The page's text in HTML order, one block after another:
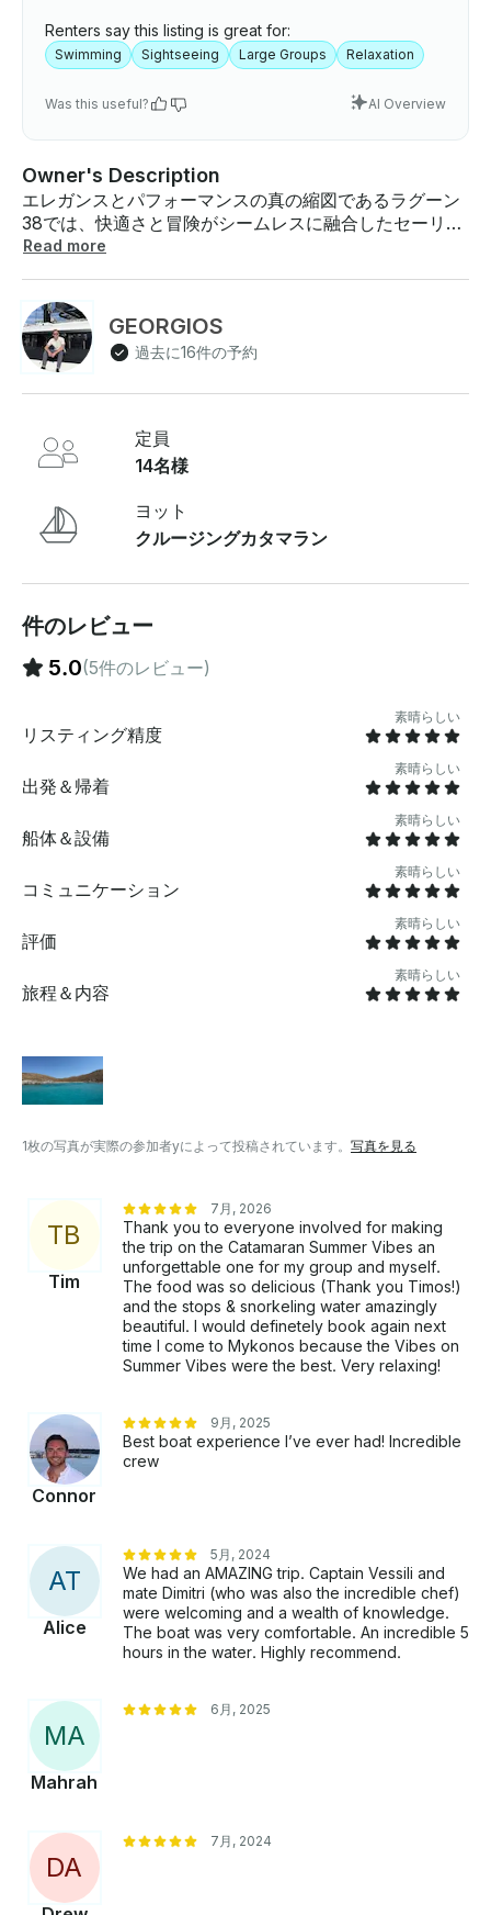
Renters say this listing is great for:
Swimming Sightseeing Large Groups Relaxation
Was this useful? AI Overview
Owner's Description
エレガンスとパフォーマンスの真の縮図であるラグーン
38では、快適さと冒険がシームレスに融合したセーリン
グ体験にぜひご参加ください。並外れたデザインと革新
むスタイリッシュなサルーンが特徴です 。外観には十分
なデッキスペースがあり、日光浴や穏やかな海風を楽し
むのに最適です。ドラフトが浅いラグーン38は、人里離
家族での休暇でも、親密なセーリング旅行でも、ラグー
ン38は豪華さと航海の腕前が調和のとれた融合を約束
し、すべての航海を海の無限の美しさを祝うような気分
にさせてくれます。 重要な注意事項: **料金:毎日-->乗
客定員0～4名 (料金)、12名までの追加乗客1名につき、1
名あたり50,00ユーロの追加料金がかかります 。**燃
クしてメッセージをお送りください。お支払い前に、予
Read more
GEORGIOS
過去に16件の予約
定員
14名様
ヨット
クルージングカタマラン
件のレビュー
5.0(5件のレビュー)
リスティング精度
素晴らしい
出発＆帰着
素晴らしい
船体＆設備
素晴らしい
コミュニケーション
素晴らしい
評価
素晴らしい
旅程＆内容
素晴らしい
1枚の写真が実際の参加者yによって投稿されています。 写真を見る
TB
Tim
7月, 2026
Thank you to everyone involved for making
the trip on the Catamaran Summer Vibes an
unforgettable one for my group and myself.
The food was so delicious (Thank you Timos!)
and the stops & snorkeling water amazingly
beautiful. I would definetely book again next
time I come to Mykonos because the Vibes on
Summer Vibes were the best. Very relaxing!
Connor
9月, 2025
Best boat experience I’ve ever had! Incredible
crew
AT
Alice
5月, 2024
We had an AMAZING trip. Captain Vessili and
mate Dimitri (who was also the incredible chef)
were welcoming and a wealth of knowledge.
The boat was very comfortable. An incredible 5
hours in the water. Highly recommend.
MA
Mahrah
6月, 2025
DA
7月, 2024